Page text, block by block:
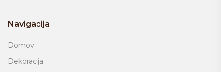
Navigacija
Domov
Dekoracija